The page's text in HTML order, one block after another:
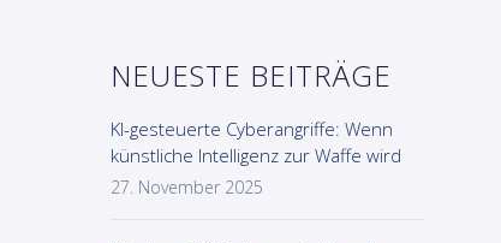
NEUESTE BEITRÄGE
KI-gesteuerte Cyberangriffe: Wenn
künstliche Intelligenz zur Waffe wird
27. November 2025